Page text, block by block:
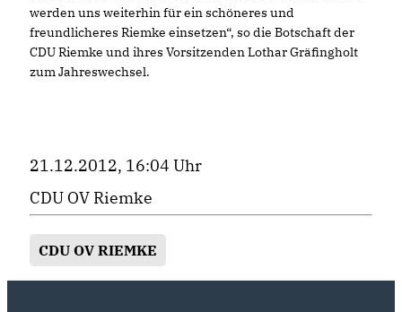
werden uns weiterhin für ein schöneres und
freundlicheres Riemke einsetzen“, so die Botschaft der
CDU Riemke und ihres Vorsitzenden Lothar Gräfingholt
zum Jahreswechsel.
21.12.2012, 16:04 Uhr
CDU OV Riemke
CDU OV RIEMKE